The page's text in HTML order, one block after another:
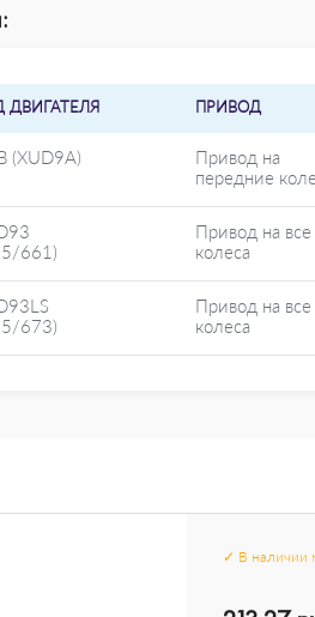
ДВИГАТЕЛЯ ПРИВОД
(XUD9A)
Привод на
передние
661)
Привод на все
колеса
673)
Привод на все
колеса
✓ В наличии